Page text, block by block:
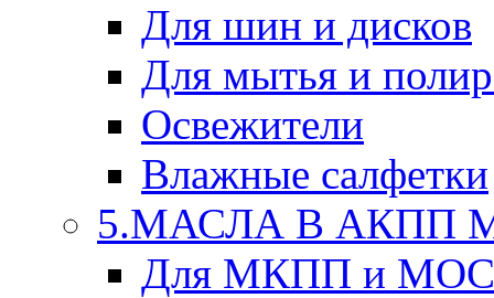
Для шин и дисков
Для мытья и
Освежители
Влажные салфетки
5.МАСЛА В АКПП
Для МКПП и